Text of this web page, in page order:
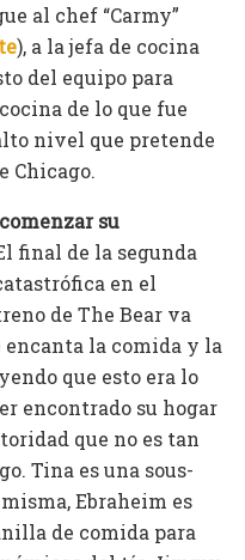
al chef “Carmy”
), a la jefa de cocina
del equipo para
de lo que fue
nivel que pretende
Chicago.
su
final de la segunda
en el
de The Bear va
la comida y la
que esto era lo
encontrado su hogar
que no es tan
Tina es una sous-
Ebraheim es
de comida para